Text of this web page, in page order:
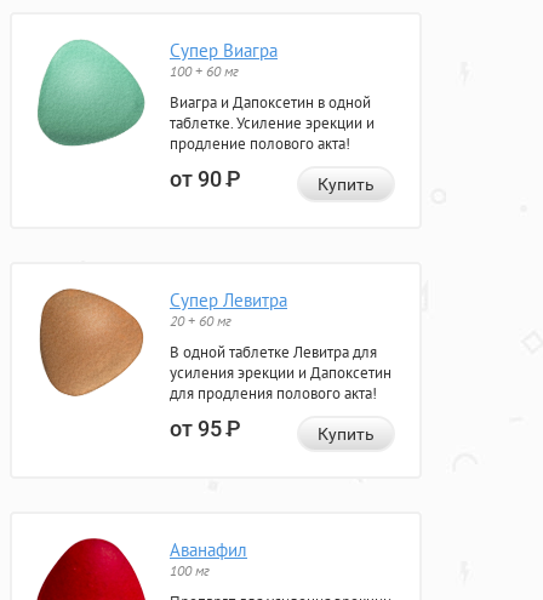
Супер Виагра
100 + 60 мг
Виагра и Дапоксетин в одной
таблетке. Усиление эрекции и
продление полового акта!
от 90Р Купить
Супер Левитра
20 + 60 мг
В одной таблетке Левитра для
усиления эрекции и Дапоксетин
для продления полового акта!
от 95Р Купить
Аванафил
100 мг